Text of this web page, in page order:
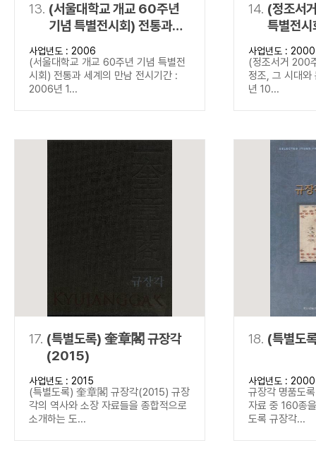
13. (서울대학교 개교 60주년
기념 특별전시회) 전통과
세계의 만남
사업년도 : 2006
(서울대학교 개교 60주년 기념 특별전
시회) 전통과 세계의 만남 전시기간 :
2006년 1...
14. (정조서
특별전
문화
사업년도 : 2000
(정조서거 200
정조, 그 시대
년 10...
17. (특별도록) 奎章閣 규장각
(2015)
사업년도 : 2015
(특별도록) 奎章閣 규장각(2015) 규장
각의 역사와 소장 자료들을 종합적으로
소개하는 도...
18. (특별도
사업년도 : 2000
규장각 명품도
자료 중 160종
도록 규장각...